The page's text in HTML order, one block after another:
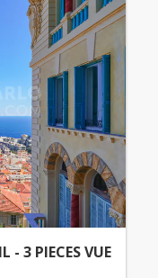
- 3 PIECES VUE